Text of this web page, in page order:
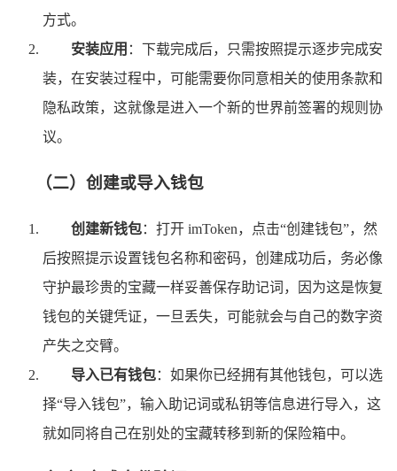
方式。
安装应用 ：下载完成后，只需按照提示逐步完成安
装，在安装过程中，可能需要你同意相关的使用条款和
隐私政策，这就像是进入一个新的世界前签署的规则协
议。
（二）创建或导入钱包
创建新钱包：打开 imToken，点击“创建钱包”，然
后按照提示设置钱包名称和密码，创建成功后，务必像
守护最珍贵的宝藏一样妥善保存助记词，因为这是恢复
钱包的关键凭证，一旦丢失，可能就会与自己的数字资
产失之交臂。
导入已有钱包：如果你已经拥有其他钱包，可以选
择“导入钱包”，输入助记词或私钥等信息进行导入，这
就如同将自己在别处的宝藏转移到新的保险箱中。